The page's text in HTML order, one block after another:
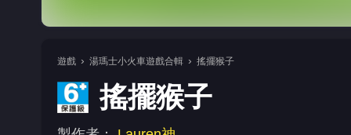
遊戲 湯瑪士小火車遊戲合輯 搖擺猴子
搖擺猴子